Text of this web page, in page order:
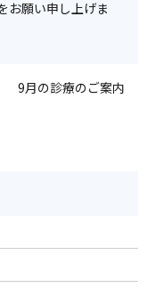
お願い申し上げま
9月の診療のご案内